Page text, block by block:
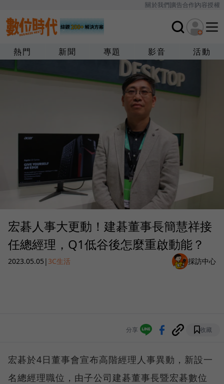
關於我們廣告合作內容授權
熱門 新聞 專題 影音 活動
宏碁人事大更動！建碁董事長簡慧祥接
任總經理，Q1低谷後怎麼重啟動能？
2023.05.05 | 3C生活 採訪中心
分享 收藏
宏碁於4日董事會宣布高階經理人事異動，新設一
名總經理職位，由子公司建碁董事長暨宏碁數位